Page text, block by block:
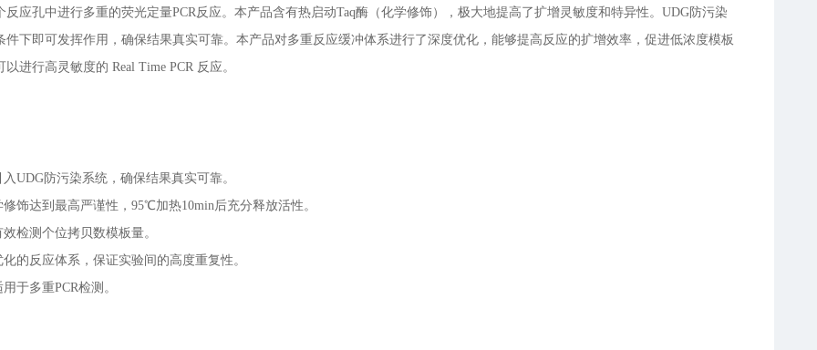
反应孔中进行多重的荧光定量PCR反应。本产品含有热启动Taq酶（化学修饰），极大地提高了扩增灵敏度和特异性。UDG防污染
件下即可发挥作用，确保结果真实可靠。本产品对多重反应缓冲体系进行了深度优化，能够提高反应的扩增效率，促进低浓度模板
进行高灵敏度的 Real Time PCR 反应。
UDG防污染系统，确保结果真实可靠。
饰达到最高严谨性，95℃加热10min后充分释放活性。
检测个位拷贝数模板量。
的反应体系，保证实验间的高度重复性。
于多重PCR检测。